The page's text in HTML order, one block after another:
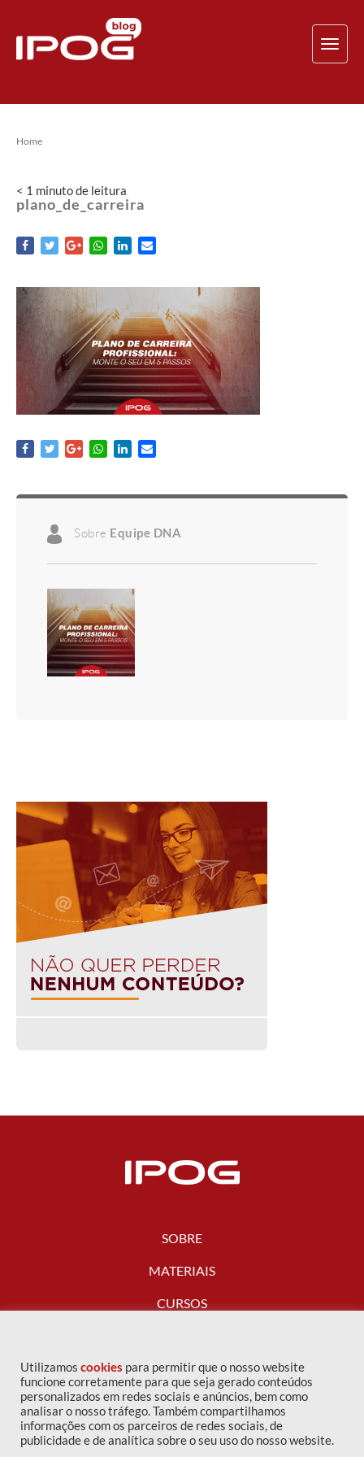
Home
< 1 minutode leitura
plano_de_carreira
Sobre Equipe DNA
SOBRE
MATERIAIS
CURSOS
FALE CONOSCO
Utilizamos cookies para permitir que o nosso website
funcione corretamente para que seja gerado conteúdos
personalizados em redes sociais e anúncios, bem como
analisar o nosso tráfego. Também compartilhamos
informações com os parceiros de redes sociais, de
publicidade e de analítica sobre o seu uso do nosso website.